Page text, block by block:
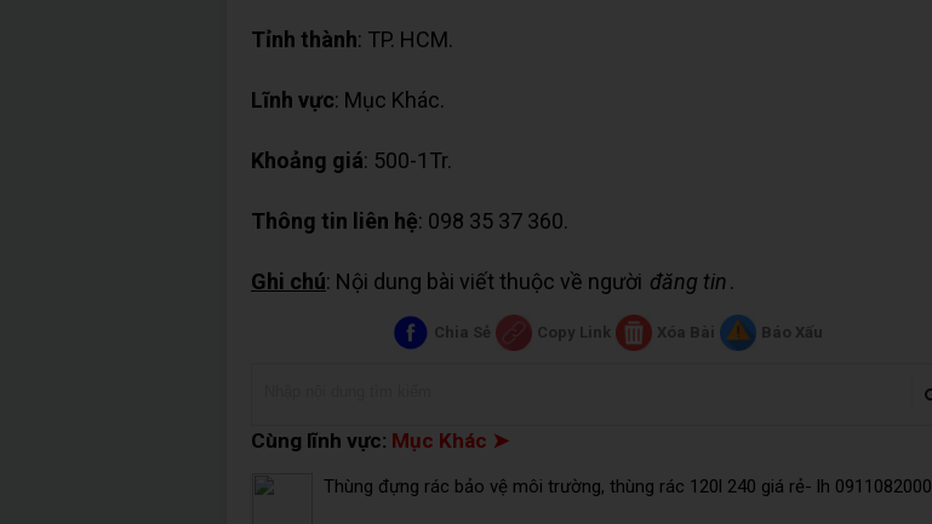
Tỉnh thành: TP. HCM.
Lĩnh vực: Mục Khác.
Khoảng giá: 500-1Tr.
Thông tin liên hệ: 098 35 37 360.
Ghi chú: Nội dung bài viết thuộc về người đăng tin.
Chia Sẻ Copy Link Xóa Bài Báo Xấu
Cùng lĩnh vực: Mục Khác ➤
Thùng đựng rác bảo vệ môi trường, thùng rác 120l 240 giá rẻ- lh 0911082000